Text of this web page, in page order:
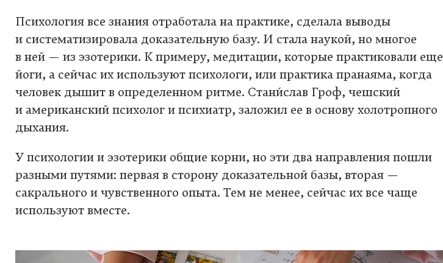
Психология все знания отработала на практике, сделала выводы
и систематизировала доказательную базу. И стала наукой, но многое
в ней — из эзотерики. К примеру, медитации, которые практиковали еще
йоги, а сейчас их используют психологи, или практика пранаяма, когда
человек дышит в определенном ритме. Стани́слав Гроф, чешский
и американский психолог и психиатр, заложил ее в основу холотропного
дыхания.
У психологии и эзотерики общие корни, но эти два направления пошли
разными путями: первая в сторону доказательной базы, вторая —
сакрального и чувственного опыта. Тем не менее, сейчас их все чаще
используют вместе.